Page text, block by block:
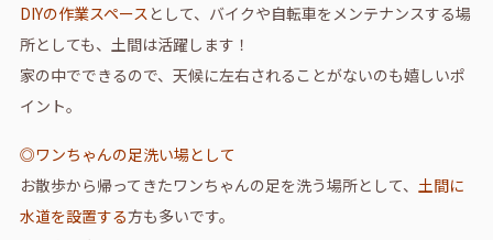
DIYの作業スペース として、バイクや自転車をメンテナンスする場
所としても、土間は活躍します！
家の中でできるので、天候に左右されることがないのも嬉しいポ
イント。
◎ワンちゃんの足洗い場として
お散歩から帰ってきたワンちゃんの足を洗う場所として、 土間に
水道を設置する方も多いです。